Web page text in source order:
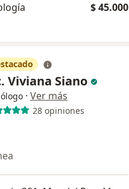
$ 45.000
Viviana Siano
· Ver más
28 opiniones